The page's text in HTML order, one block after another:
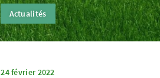
Actualités
24 février 2022